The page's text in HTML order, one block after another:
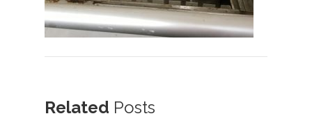
Related Posts